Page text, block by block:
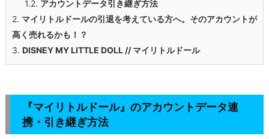
1.2. アカウントデータ引き継ぎ方法
2. マイリトルドールの引退を考えている方へ。そのアカウントが
高く売れるかも！？
3. DISNEY MY LITTLE DOLL // マイリトルドール
『マイリトルドール』のアカウントデータ連
携・引き継ぎ方法